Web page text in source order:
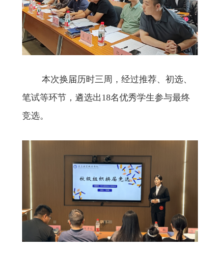
本次换届历时三周，经过推荐、初选、
笔试等环节，遴选出18名优秀学生参与最终
竞选。